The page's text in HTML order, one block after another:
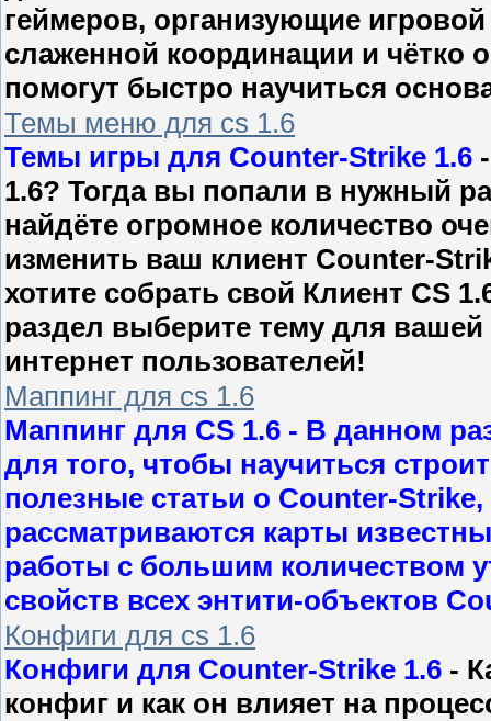
геймеров, организующие
слаженной координации и чётко
помогут быстро научиться
Темы меню для cs 1.6
Темы игры для Counter-Strike 1.6
1.6? Тогда вы попали в нужный
найдёте огромное количество
изменить ваш клиент Counter-
хотите собрать свой Клиент CS
раздел выберите тему для
интернет пользователей!
Маппинг для cs 1.6
Маппинг для CS 1.6 - В данном
для того, чтобы научиться
полезные статьи о Counter-
рассматриваются карты
работы с большим количеством
свойств всех энтити-объектов
Конфиги для cs 1.6
Конфиги для Counter-Strike 1.6 -
конфиг и как он влияет на